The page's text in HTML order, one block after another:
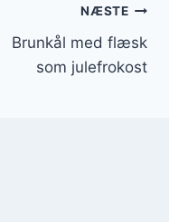
NÆSTE
Brunkål med flæsk
som julefrokost